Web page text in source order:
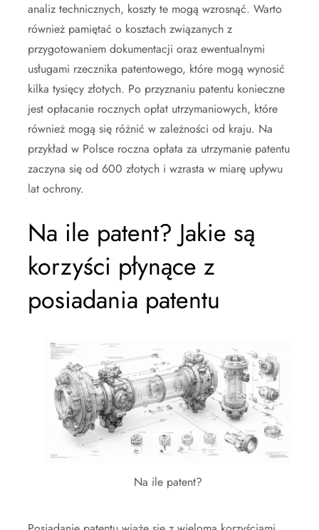
analiz technicznych, koszty te mogą wzrosnąć. Warto
również pamiętać o kosztach związanych z
przygotowaniem dokumentacji oraz ewentualnymi
usługami rzecznika patentowego, które mogą wynosić
kilka tysięcy złotych. Po przyznaniu patentu konieczne
jest opłacanie rocznych opłat utrzymaniowych, które
również mogą się różnić w zależności od kraju. Na
przykład w Polsce roczna opłata za utrzymanie patentu
zaczyna się od 600 złotych i wzrasta w miarę upływu
lat ochrony.
Na ile patent? Jakie są
korzyści płynące z
posiadania patentu
Na ile patent?